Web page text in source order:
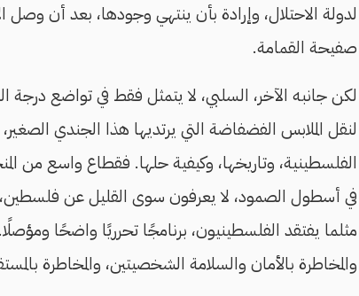
لدولة الاحتلال، وإرادة بأن ينتهي وجودها، بعد أن وصل
صفيحة القمامة.
لكن جانبه الآخر، السلبي، لا يتمثل فقط في تواضع
لنقل الملابس الفضفاضة التي يرتديها هذا الجندي
الفلسطينية، وتاريخها، وكيفية حلها. فقطاع واسع من
في أسطول الصمود، لا يعرفون سوى القليل عن فلسطين،
مثلما يفتقد الفلسطينيون، برنامجًا تحرريًا واضحًا
والمخاطرة بالأمان والسلامة الشخصيتين، والمخاطرة